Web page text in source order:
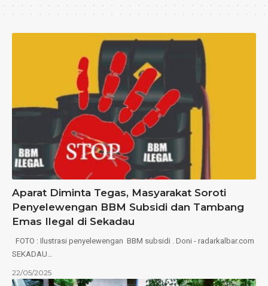
Aparat Diminta Tegas, Masyarakat Soroti
Penyelewengan BBM Subsidi dan Tambang
Emas Ilegal di Sekadau
FOTO : Ilustrasi penyelewengan BBM subsidi . Doni - radarkalbar.com
SEKADAU…
22/05/2025